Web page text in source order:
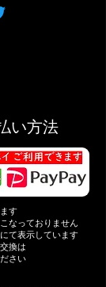
い方法
す
なっておりません
て表示しています
換は
さい